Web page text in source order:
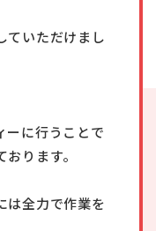
ていただけまし
ーに行うことで
ります。
は全力で作業を